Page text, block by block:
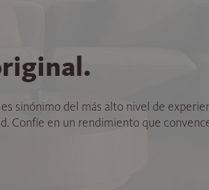
sinónimo del más alto nivel de
Confíe en un rendimiento que